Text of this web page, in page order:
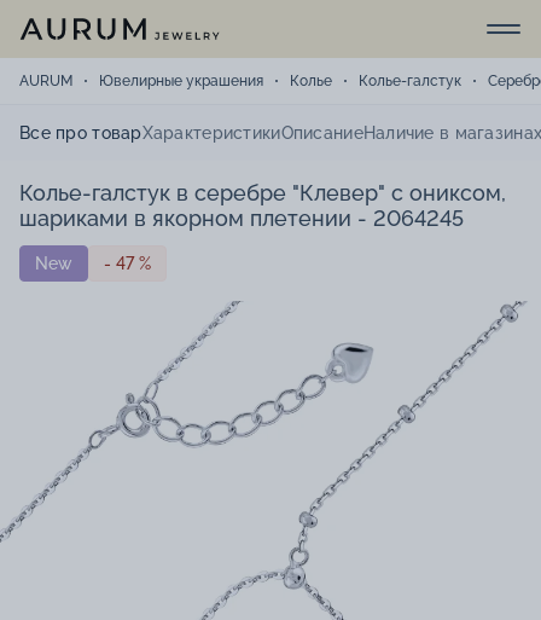
AURUM Ювелирные украшения Колье Колье-галстук
Все про товарХарактеристикиОписаниеНаличие в
Колье-галстук в серебре "Клевер" с ониксом,
шариками в якорном плетении - 2064245
New - 47 %